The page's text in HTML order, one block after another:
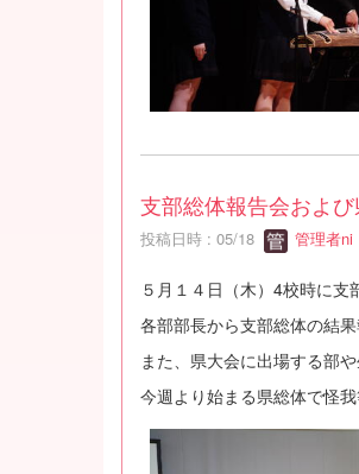
支部総体報告会およ
投稿日時 : 05/18 管理者ni
５月１４日（木）4校時に支
各部部長から支部総体の結
また、県大会に出場する部
今週より始まる県総体で怪